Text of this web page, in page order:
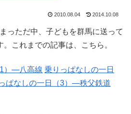
2010.08.04 2014.10.08
っただ中、子どもを群馬に送って
これまでの記事は、こちら。
）―八高線 乗りっぱなしの一日
ぱなしの一日（3）―秩父鉄道